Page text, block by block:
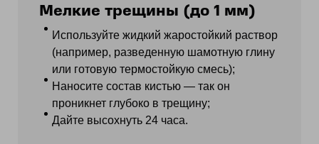
Мелкие трещины (до 1 мм)
Используйте жидкий жаростойкий раствор
(например, разведенную шамотную глину
или готовую термостойкую смесь);
Наносите состав кистью — так он
проникнет глубоко в трещину;
Дайте высохнуть 24 часа.